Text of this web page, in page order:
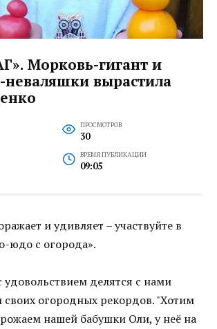
Морковь-гигант и
вырастила
ПРОСМОТРОВ
30
ВРЕМЯ ПУБЛИКАЦИИ
09:05
и удивляет – участвуйте в
юдо с огорода».
удовольствием делятся с нами
огородных рекордов. "Хотим
нашей бабушки Оли, у неё на